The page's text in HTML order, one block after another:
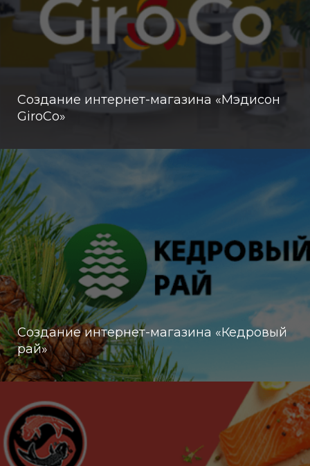
Создание интернет-магазина «Мэдисон
GiroCo»
Создание интернет-магазина «Кедровый
рай»